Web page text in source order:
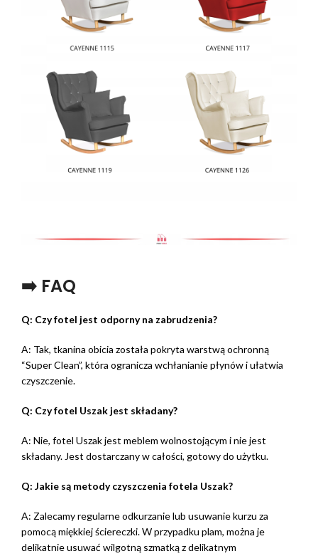
➡️ FAQ
Q: Czy fotel jest odporny na zabrudzenia?
A: Tak, tkanina obicia została pokryta warstwą ochronną
“Super Clean”, która ogranicza wchłanianie płynów i ułatwia
czyszczenie.
Q: Czy fotel Uszak jest składany?
A: Nie, fotel Uszak jest meblem wolnostojącym i nie jest
składany. Jest dostarczany w całości, gotowy do użytku.
Q: Jakie są metody czyszczenia fotela Uszak?
A: Zalecamy regularne odkurzanie lub usuwanie kurzu za
pomocą miękkiej ściereczki. W przypadku plam, można je
delikatnie usuwać wilgotną szmatką z delikatnym